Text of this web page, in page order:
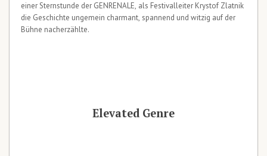
einer Sternstunde der GENRENALE, als Festivalleiter Krystof Zlatnik
die Geschichte ungemein charmant, spannend und witzig auf der
Bühne nacherzählte.
Elevated Genre